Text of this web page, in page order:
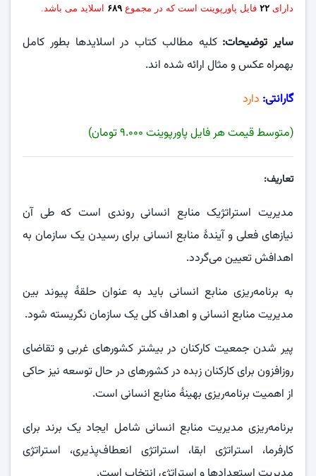
دارای ۲۲ فایل پاورپوینت است که در مجموع ۶۸۹ اسلاید می باشد.
سایر توضیحات: کلیه مطالب کتاب در اسلایدها بطور کامل
بهمراه عکس و مثال ارائه شده اند.
گارانتی: دارد
(متوسط قیمت هر فایل پاورپوینت ۹.۰۰۰ تومان)
تعاریف:
مدیریت استراتژیک منابع انسانی روندی است که طی آن
نیازهای فعلی و آیندهٔ منابع انسانی برای رسیدن یک سازمان به
اهدافش تعیین می‌گردد.
به برنامه‌ریزی منابع انسانی باید به عنوان حلقهٔ پیوند بین
مدیریت منابع انسانی و اهداف کلی یک سازمان نگریسته شود.
پیر شدن جمعیت کارکنان در بیشتر کشورهای غربی و تقاضای
روزافزون برای کارکنان زبده در کشورهای در حال توسعه نیز حاکی
از اهمیت برنامه‌ریزی بهینهٔ منابع انسانی است.
برنامه‌ریزی مدیریت منابع انسانی شامل ایجاد یک برند برای
کارفرما، استراتژی ابقا، استراتژی انعطاف‌پذیری، استراتژی